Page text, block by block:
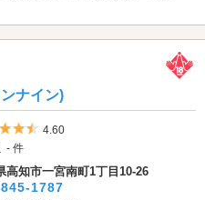
ナイン)
5つ星のうち4.5
4.60
- 件
高知市一宮南町1丁目10-26
1787